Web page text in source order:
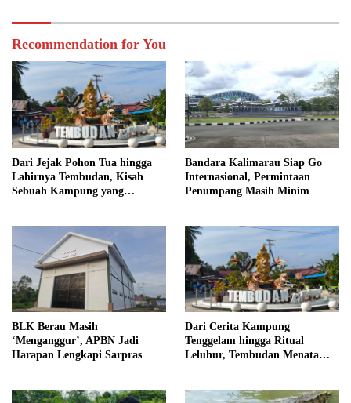
Recommendation for You
Dari Jejak Pohon Tua hingga
Lahirnya Tembudan, Kisah
Sebuah Kampung yang
Bandara Kalimarau Siap Go
Internasional, Permintaan
Penumpang Masih Minim
BLK Berau Masih
‘Menganggur’, APBN Jadi
Harapan Lengkapi Sarpras
Dari Cerita Kampung
Tenggelam hingga Ritual
Leluhur, Tembudan Menata